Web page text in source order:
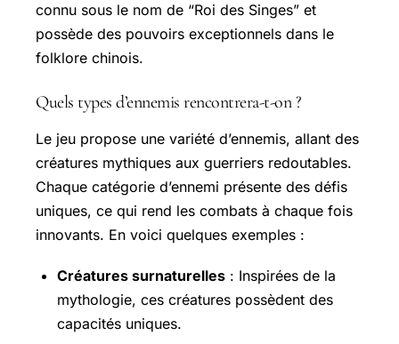
connu sous le nom de “Roi des Singes” et
possède des pouvoirs exceptionnels dans le
folklore chinois.
Quels types d’ennemis rencontrera-t-on ?
Le jeu propose une variété d’ennemis, allant des
créatures mythiques aux guerriers redoutables.
Chaque catégorie d’ennemi présente des défis
uniques, ce qui rend les combats à chaque fois
innovants. En voici quelques exemples :
Créatures surnaturelles : Inspirées de la
mythologie, ces créatures possèdent des
capacités uniques.